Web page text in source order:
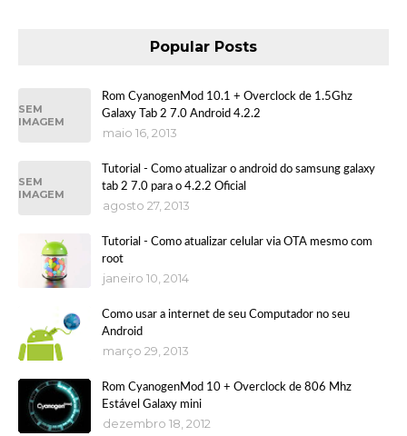
Popular Posts
SEM
IMAGEM
Rom CyanogenMod 10.1 + Overclock de 1.5Ghz
Galaxy Tab 2 7.0 Android 4.2.2
maio 16, 2013
SEM
IMAGEM
Tutorial - Como atualizar o android do samsung galaxy
tab 2 7.0 para o 4.2.2 Oficial
agosto 27, 2013
Tutorial - Como atualizar celular via OTA mesmo com
root
janeiro 10, 2014
Como usar a internet de seu Computador no seu
Android
março 29, 2013
Rom CyanogenMod 10 + Overclock de 806 Mhz
Estável Galaxy mini
dezembro 18, 2012